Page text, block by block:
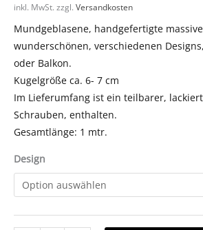
inkl. MwSt. zzgl. Versandkosten
Mundgeblasene, handgefertigte
wunderschönen, verschiedenen
oder Balkon.
Kugelgröße ca. 6- 7 cm
Im Lieferumfang ist ein teilbarer,
Schrauben, enthalten.
Gesamtlänge: 1 mtr.
Design